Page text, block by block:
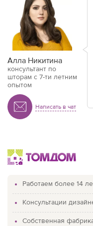
Алла Никитина
консультант по
шторам с 7-ти летним
опытом
Написать в чат
Работаем более 14
Консультации
Собственная